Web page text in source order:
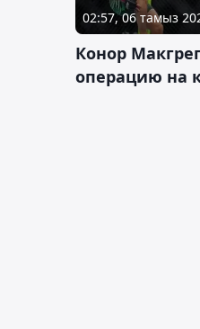
02:57, 06 тамыз
Конор
операцию на